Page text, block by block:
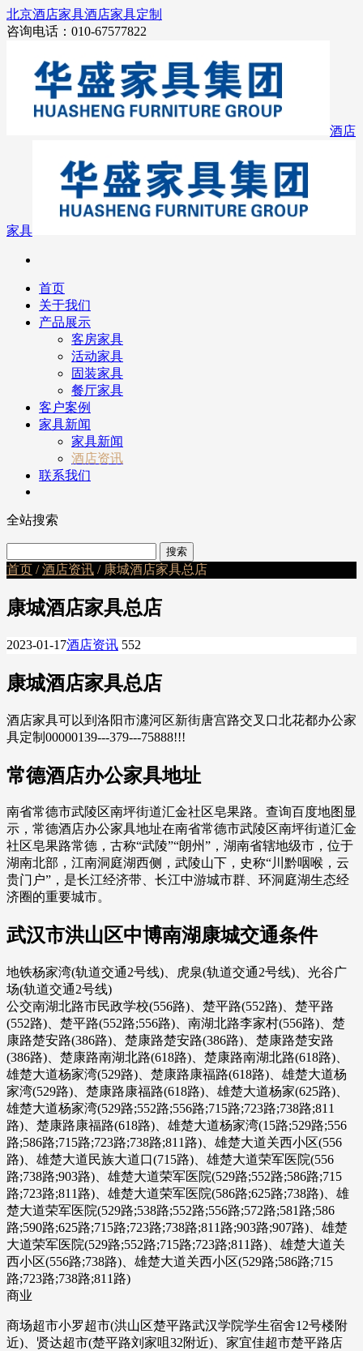
北京酒店家具酒店家具定制
咨询电话：010-67577822
酒店
家具
首页
关于我们
产品展示
客房家具
活动家具
固装家具
餐厅家具
客户案例
家具新闻
家具新闻
酒店资讯
联系我们
全站搜索
首页 /酒店资讯 / 康城酒店家具总店
康城酒店家具总店
2023-01-17酒店资讯 552
康城酒店家具总店
酒店家具可以到洛阳市瀍河区新街唐宫路交叉口北花都办公家
具定制00000139---379---75888!!!
常德酒店办公家具地址
南省常德市武陵区南坪街道汇金社区皂果路。查询百度地图显
示，常德酒店办公家具地址在南省常德市武陵区南坪街道汇金
社区皂果路常德，古称“武陵”“朗州”，湖南省辖地级市，位于
湖南北部，江南洞庭湖西侧，武陵山下，史称“川黔咽喉，云
贵门户”，是长江经济带、长江中游城市群、环洞庭湖生态经
济圈的重要城市。
武汉市洪山区中博南湖康城交通条件
地铁杨家湾(轨道交通2号线)、虎泉(轨道交通2号线)、光谷广
场(轨道交通2号线)
公交南湖北路市民政学校(556路)、楚平路(552路)、楚平路
(552路)、楚平路(552路;556路)、南湖北路李家村(556路)、楚
康路楚安路(386路)、楚康路楚安路(386路)、楚康路楚安路
(386路)、楚康路南湖北路(618路)、楚康路南湖北路(618路)、
雄楚大道杨家湾(529路)、楚康路康福路(618路)、雄楚大道杨
家湾(529路)、楚康路康福路(618路)、雄楚大道杨家(625路)、
雄楚大道杨家湾(529路;552路;556路;715路;723路;738路;811
路)、楚康路康福路(618路)、雄楚大道杨家湾(15路;529路;556
路;586路;715路;723路;738路;811路)、雄楚大道关西小区(556
路)、雄楚大道民族大道口(715路)、雄楚大道荣军医院(556
路;738路;903路)、雄楚大道荣军医院(529路;552路;586路;715
路;723路;811路)、雄楚大道荣军医院(586路;625路;738路)、雄
楚大道荣军医院(529路;538路;552路;556路;572路;581路;586
路;590路;625路;715路;723路;738路;811路;903路;907路)、雄楚
大道荣军医院(529路;552路;715路;723路;811路)、雄楚大道关
西小区(556路;738路)、雄楚大道关西小区(529路;586路;715
路;723路;738路;811路)
商业
商场超市小罗超市(洪山区楚平路武汉学院学生宿舍12号楼附
近)、贤达超市(楚平路刘家咀32附近)、家宜佳超市楚平路店